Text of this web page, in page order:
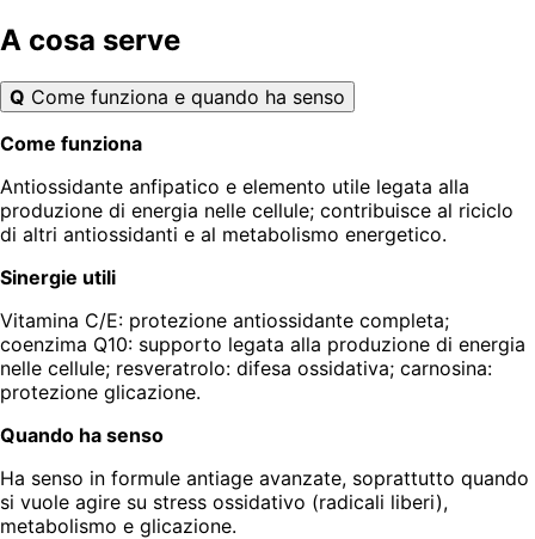
A cosa serve
Q Come funziona e quando ha senso
Come funziona
Antiossidante anfipatico e elemento utile legata alla
produzione di energia nelle cellule; contribuisce al riciclo
di altri antiossidanti e al metabolismo energetico.
Sinergie utili
Vitamina C/E: protezione antiossidante completa;
coenzima Q10: supporto legata alla produzione di energia
nelle cellule; resveratrolo: difesa ossidativa; carnosina:
protezione glicazione.
Quando ha senso
Ha senso in formule antiage avanzate, soprattutto quando
si vuole agire su stress ossidativo (radicali liberi),
metabolismo e glicazione.